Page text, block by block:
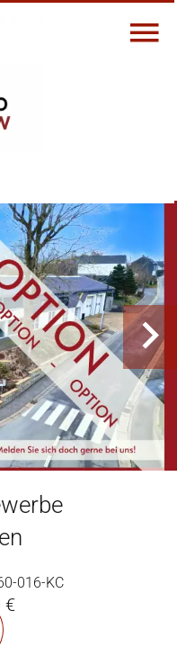
016-KC
€